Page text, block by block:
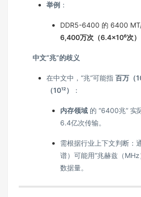
举例 ：
DDR5-6400 的 6400
6,400万次（6.4×10⁶次）
中文“兆”的歧义
在中文中，“兆”可能指 百万（
（10¹²）
：
内存领域 的 “6400兆” 实
6.4亿次传输。
需根据行业上下文判断：
谱）可能用“兆赫兹（
数据量。